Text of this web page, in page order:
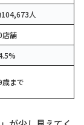
人
店舗
歳まで